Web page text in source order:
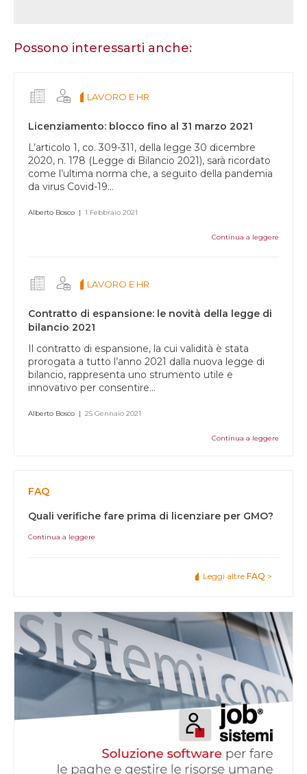
essere
questo
campo
Possono interessarti anche:
LAVORO E HR
Licenziamento: blocco fino al 31 marzo 2021
L’articolo 1, co. 309-311, della legge 30 dicembre
2020, n. 178 (Legge di Bilancio 2021), sarà ricordato
come l’ultima norma che, a seguito della pandemia
da virus Covid-19...
Alberto Bosco | 1 Febbraio 2021
Continua a leggere
LAVORO E HR
Contratto di espansione: le novità della legge di
bilancio 2021
Il contratto di espansione, la cui validità è stata
prorogata a tutto l’anno 2021 dalla nuova legge di
bilancio, rappresenta uno strumento utile e
innovativo per consentire...
Alberto Bosco | 25 Gennaio 2021
Continua a leggere
FAQ
Quali verifiche fare prima di licenziare per GMO?
Continua a leggere
Leggi altre FAQ >